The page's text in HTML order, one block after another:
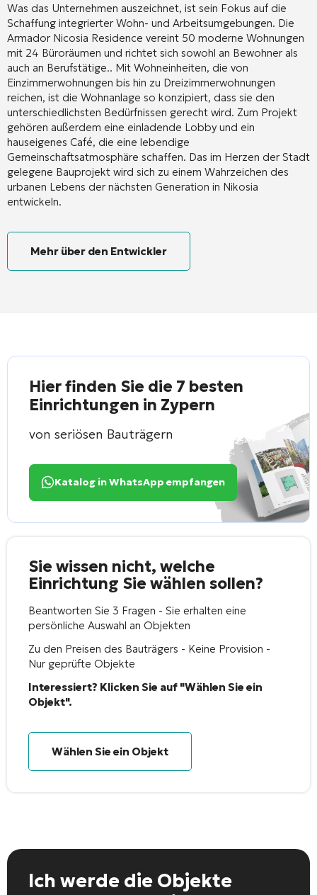
Was das Unternehmen auszeichnet, ist sein Fokus auf die
Schaffung integrierter Wohn- und Arbeitsumgebungen. Die
Armador Nicosia Residence vereint 50 moderne Wohnungen
mit 24 Büroräumen und richtet sich sowohl an Bewohner als
auch an Berufstätige.. Mit Wohneinheiten, die von
Einzimmerwohnungen bis hin zu Dreizimmerwohnungen
reichen, ist die Wohnanlage so konzipiert, dass sie den
unterschiedlichsten Bedürfnissen gerecht wird. Zum Projekt
gehören außerdem eine einladende Lobby und ein
hauseigenes Café, die eine lebendige
Gemeinschaftsatmosphäre schaffen. Das im Herzen der Stadt
gelegene Bauprojekt wird sich zu einem Wahrzeichen des
urbanen Lebens der nächsten Generation in Nikosia
entwickeln.
Mehr über den Entwickler
Hier finden Sie die 7 besten
Einrichtungen in Zypern
von seriösen Bauträgern
Katalog in WhatsApp empfangen
Sie wissen nicht, welche
Einrichtung Sie wählen sollen?
Beantworten Sie 3 Fragen - Sie erhalten eine
persönliche Auswahl an Objekten
Zu den Preisen des Bauträgers - Keine Provision -
Nur geprüfte Objekte
Interessiert? Klicken Sie auf "Wählen Sie ein
Objekt".
Wählen Sie ein Objekt
Ich werde die Objekte